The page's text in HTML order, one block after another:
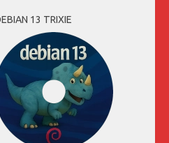
13 TRIXIE